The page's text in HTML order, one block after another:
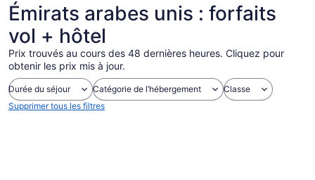
Émirats arabes unis : forfaits
vol + hôtel
Prix trouvés au cours des 48 dernières heures. Cliquez pour
obtenir les prix mis à jour.
Durée du séjour Catégorie de l’hébergement
Classe
Supprimer tous les filtres